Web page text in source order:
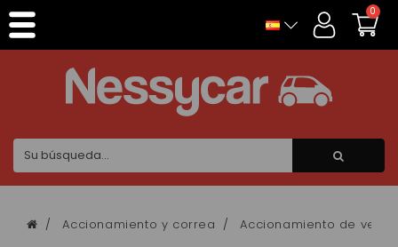
0
Accionamiento y correa Accionamiento de
Panel de gestión de cookies